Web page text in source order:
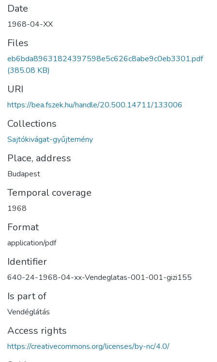
Date
1968-04-XX
Files
eb6bda89631824397598e5c626c8abe9c0eb3301.pdf
(385.08 KB)
URI
https://bea.fszek.hu/handle/20.500.14711/133006
Collections
Sajtókivágat-gyűjtemény
Place, address
Budapest
Temporal coverage
1968
Format
application/pdf
Identifier
640-24-1968-04-xx-Vendeglatas-001-001-gizi155
Is part of
Vendéglátás
Access rights
https://creativecommons.org/licenses/by-nc/4.0/